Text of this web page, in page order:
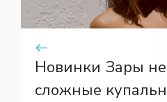
Новинки Зары
сложные